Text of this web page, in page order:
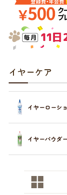
ドッグフード
美容・ケア用
日用品（デイリ
トリマーグッズ
アフターサー
商品リクエス
お問い合わせ
イヤーケア
イヤーローシ
イヤーパウダー